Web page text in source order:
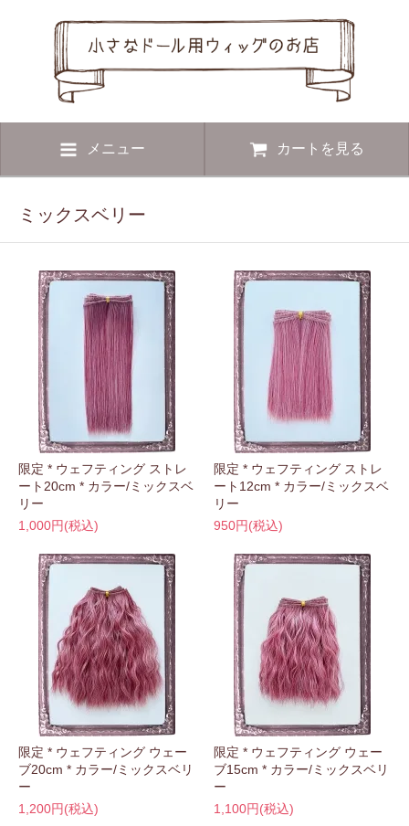
メニュー カートを見る
ミックスベリー
限定 * ウェフティング ストレ
ート20cm * カラー/ミックスベ
リー
1,000円(税込)
限定 * ウェフティング ストレ
ート12cm * カラー/ミックスベ
リー
950円(税込)
限定 * ウェフティング ウェー
ブ20cm * カラー/ミックスベリ
ー
1,200円(税込)
限定 * ウェフティング ウェー
ブ15cm * カラー/ミックスベリ
ー
1,100円(税込)